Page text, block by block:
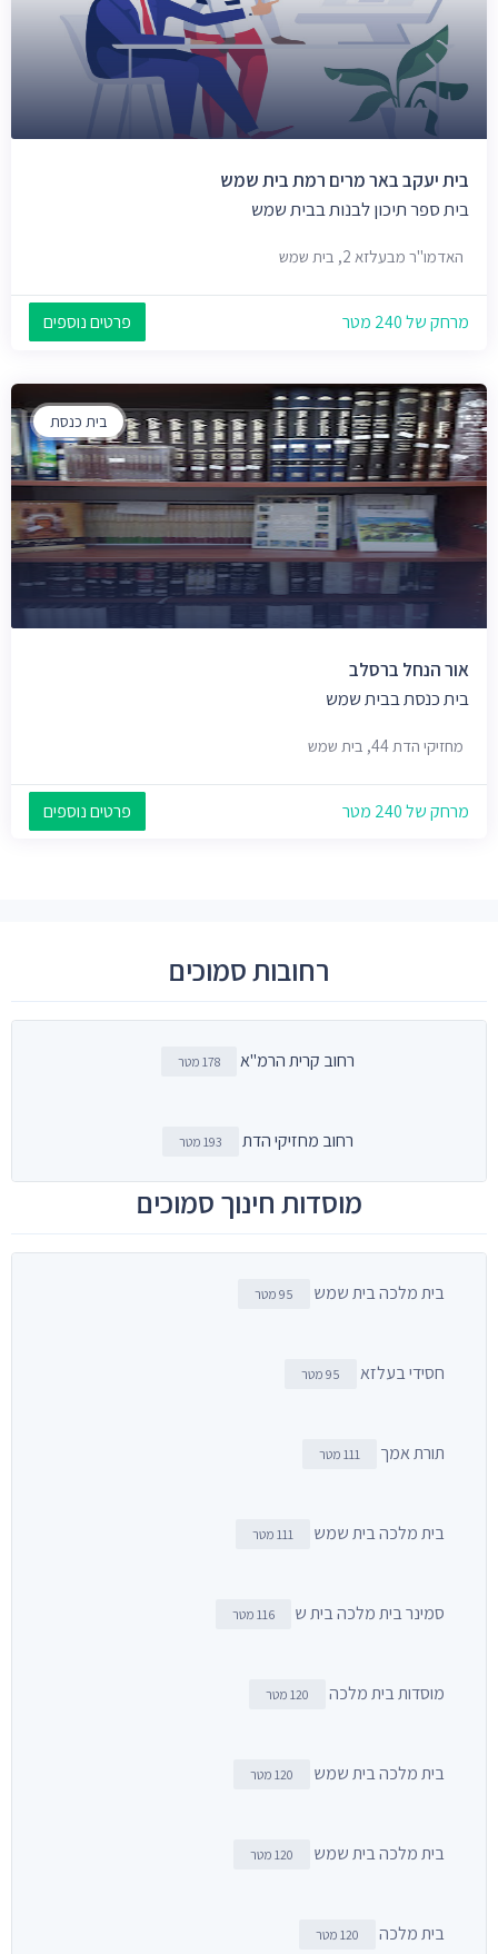
בית יעקב באר מרים רמת בית שמש
בית ספר תיכון לבנות בבית שמש
האדמו"ר מבעלזא 2, בית שמש
מרחק של 240 מטר פרטים נוספים
בית כנסת
אור הנחל ברסלב
בית כנסת בבית שמש
מחזיקי הדת 44, בית שמש
מרחק של 240 מטר פרטים נוספים
רחובות סמוכים
רחוב קרית הרמ"א 178 מטר
רחוב מחזיקי הדת 193 מטר
מוסדות חינוך סמוכים
בית מלכה בית שמש 95 מטר
חסידי בעלזא 95 מטר
תורת אמך 111 מטר
בית מלכה בית שמש 111 מטר
סמינר בית מלכה בית ש 116 מטר
מוסדות בית מלכה 120 מטר
בית מלכה בית שמש 120 מטר
בית מלכה בית שמש 120 מטר
בית מלכה 120 מטר